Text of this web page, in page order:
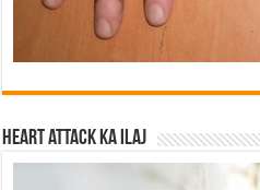
Heart attack ka ilaj